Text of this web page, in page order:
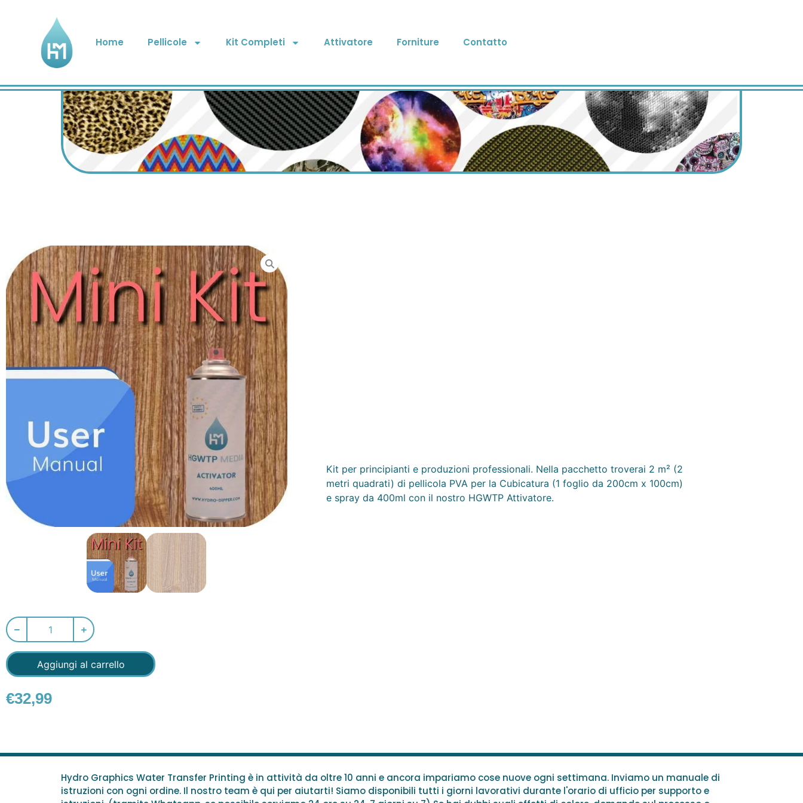
Home Pellicole Kit Completi Attivatore Forniture Contatto
Aggiungi al carrello
€32,99
Kit per principianti e produzioni professionali. Nella pacchetto troverai 2 m² (2
metri quadrati) di pellicola PVA per la Cubicatura (1 foglio da 200cm x 100cm)
e spray da 400ml con il nostro HGWTP Attivatore.
Hydro Graphics Water Transfer Printing è in attività da oltre 10 anni e ancora impariamo cose nuove ogni settimana. Inviamo un manuale di
istruzioni con ogni ordine. Il nostro team è qui per aiutarti! Siamo disponibili tutti i giorni lavorativi durante l'orario di ufficio per supporto e